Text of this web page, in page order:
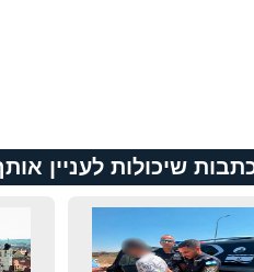
שיכולות לעניין